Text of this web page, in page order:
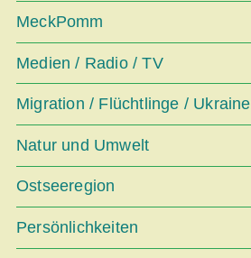
MeckPomm
Medien / Radio / TV
Migration / Flüchtlinge / Ukraine
Natur und Umwelt
Ostseeregion
Persönlichkeiten